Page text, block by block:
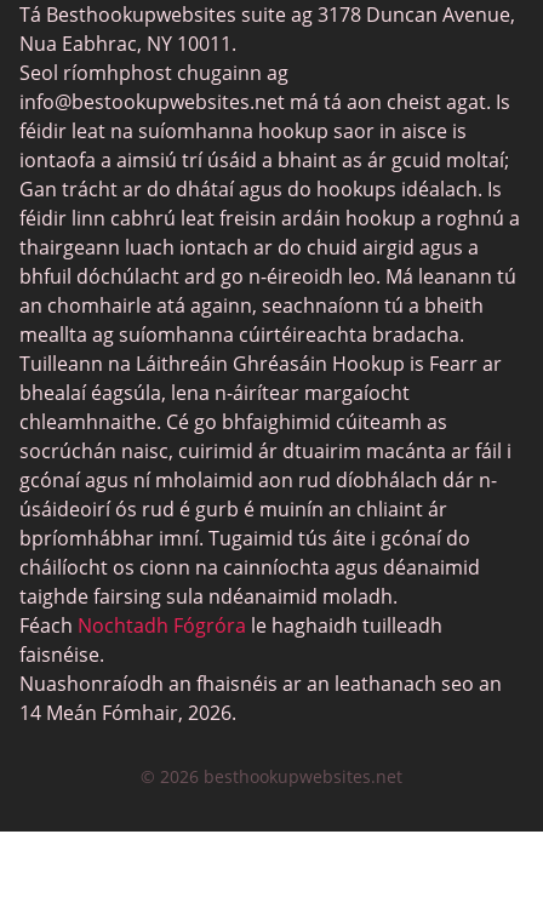
Together2Night
MyLOL
Swingtowns
Instabang
Tá Besthookupwebsites suite ag 3178 Duncan Avenue,
Nua Eabhrac, NY 10011.
Seol ríomhphost chugainn ag
info@bestookupwebsites.net má tá aon cheist agat. Is
féidir leat na suíomhanna hookup saor in aisce is
iontaofa a aimsiú trí úsáid a bhaint as ár gcuid moltaí;
Gan trácht ar do dhátaí agus do hookups idéalach. Is
féidir linn cabhrú leat freisin ardáin hookup a roghnú a
thairgeann luach iontach ar do chuid airgid agus a
bhfuil dóchúlacht ard go n-éireoidh leo. Má leanann tú
an chomhairle atá againn, seachnaíonn tú a bheith
meallta ag suíomhanna cúirtéireachta bradacha.
Tuilleann na Láithreáin Ghréasáin Hookup is Fearr ar
bhealaí éagsúla, lena n-áirítear margaíocht
chleamhnaithe. Cé go bhfaighimid cúiteamh as
socrúchán naisc, cuirimid ár dtuairim macánta ar fáil i
gcónaí agus ní mholaimid aon rud díobhálach dár n-
úsáideoirí ós rud é gurb é muinín an chliaint ár
bpríomhábhar imní. Tugaimid tús áite i gcónaí do
cháilíocht os cionn na cainníochta agus déanaimid
taighde fairsing sula ndéanaimid moladh.
Féach Nochtadh Fógróra le haghaidh tuilleadh
faisnéise.
Nuashonraíodh an fhaisnéis ar an leathanach seo an
14 Meán Fómhair, 2026.
© 2026 besthookupwebsites.net